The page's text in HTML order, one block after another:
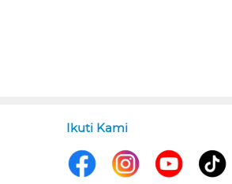
Ikuti Kami